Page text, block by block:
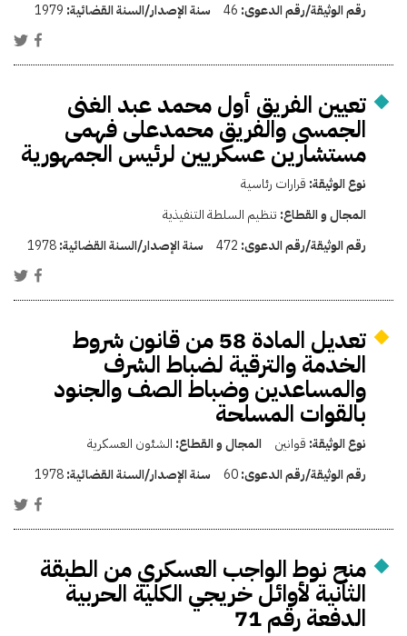
رقم الوثيقة/رقم الدعوى: 46 سنة الإصدار/السنة القضائية: 1979
تعيين الفريق أول محمد عبد الغنى
الجمسى والفريق محمدعلى فهمى
مستشارين عسكريين لرئيس الجمهورية
نوع الوثيقة: قرارات رئاسية
المجال و القطاع: تنظيم السلطة التنفيذية
رقم الوثيقة/رقم الدعوى: 472 سنة الإصدار/السنة القضائية:1978
تعديل المادة 58 من قانون شروط
الخدمة والترقية لضباط الشرف
والمساعدين وضباط الصف والجنود
بالقوات المسلحة
نوع الوثيقة: قوانين المجال و القطاع: الشئون العسكرية
رقم الوثيقة/رقم الدعوى:60 سنة الإصدار/السنة القضائية:1978
منح نوط الواجب العسكري من الطبقة
الثانية لأوائل خريجي الكلية الحربية
الدفعة رقم 71